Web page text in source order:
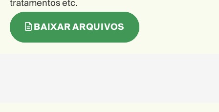
tratamentos etc.
BAIXAR ARQUIVOS